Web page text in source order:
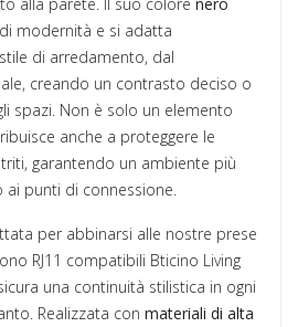
modernità e si adatta
di arredamento, dal
creando un contrasto deciso o
spazi. Non è solo un elemento
anche a proteggere le
garantendo un ambiente più
punti di connessione.
per abbinarsi alle nostre prese
RJ11 compatibili Bticino Living
una continuità stilistica in ogni
Realizzata con materiali di alta